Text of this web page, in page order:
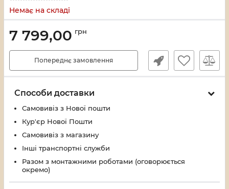
Немає на складі
7 799,00 грн
Попереднє замовлення
Способи доставки
Самовивіз з Нової пошти
Кур'єр Нової Пошти
Самовивіз з магазину
Інші транспортні служби
Разом з монтажними роботами (оговорюється
окремо)